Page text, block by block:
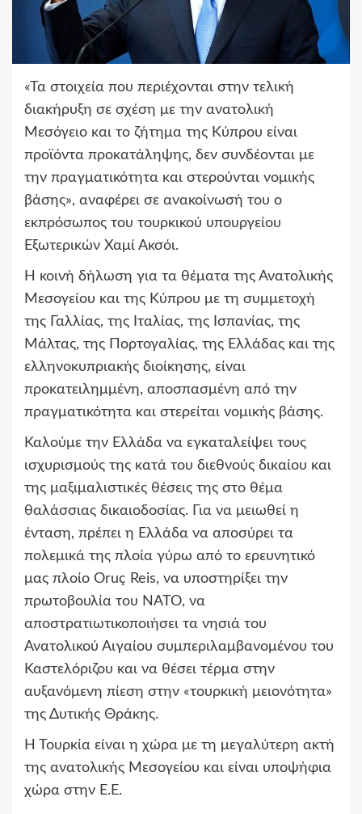
«Τα στοιχεία που περιέχονται στην τελική
διακήρυξη σε σχέση με την ανατολική
Μεσόγειο και το ζήτημα της Κύπρου είναι
προϊόντα προκατάληψης, δεν συνδέονται με
την πραγματικότητα και στερούνται νομικής
βάσης», αναφέρει σε ανακοίνωσή του ο
εκπρόσωπος του τουρκικού υπουργείου
Εξωτερικών Χαμί Ακσόι.
Η κοινή δήλωση για τα θέματα της Ανατολικής
Μεσογείου και της Κύπρου με τη συμμετοχή
της Γαλλίας, της Ιταλίας, της Ισπανίας, της
Μάλτας, της Πορτογαλίας, της Ελλάδας και της
ελληνοκυπριακής διοίκησης, είναι
προκατειλημμένη, αποσπασμένη από την
πραγματικότητα και στερείται νομικής βάσης.
Καλούμε την Ελλάδα να εγκαταλείψει τους
ισχυρισμούς της κατά του διεθνούς δικαίου και
της μαξιμαλιστικές θέσεις της στο θέμα
θαλάσσιας δικαιοδοσίας. Για να μειωθεί η
ένταση, πρέπει η Ελλάδα να αποσύρει τα
πολεμικά της πλοία γύρω από το ερευνητικό
μας πλοίο Oruç Reis, να υποστηρίξει την
πρωτοβουλία του ΝΑΤΟ, να
αποστρατιωτικοποιήσει τα νησιά του
Ανατολικού Αιγαίου συμπεριλαμβανομένου του
Καστελόριζου και να θέσει τέρμα στην
αυξανόμενη πίεση στην «τουρκική μειονότητα»
της Δυτικής Θράκης.
Η Τουρκία είναι η χώρα με τη μεγαλύτερη ακτή
της ανατολικής Μεσογείου και είναι υποψήφια
χώρα στην Ε.Ε.